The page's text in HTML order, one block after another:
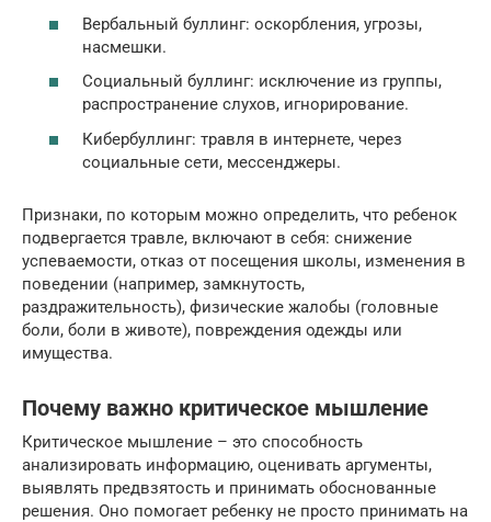
Вербальный буллинг: оскорбления, угрозы,
насмешки.
Социальный буллинг: исключение из группы,
распространение слухов, игнорирование.
Кибербуллинг: травля в интернете, через
социальные сети, мессенджеры.
Признаки, по которым можно определить, что ребенок
подвергается травле, включают в себя: снижение
успеваемости, отказ от посещения школы, изменения в
поведении (например, замкнутость,
раздражительность), физические жалобы (головные
боли, боли в животе), повреждения одежды или
имущества.
Почему важно критическое мышление
Критическое мышление – это способность
анализировать информацию, оценивать аргументы,
выявлять предвзятость и принимать обоснованные
решения. Оно помогает ребенку не просто принимать на